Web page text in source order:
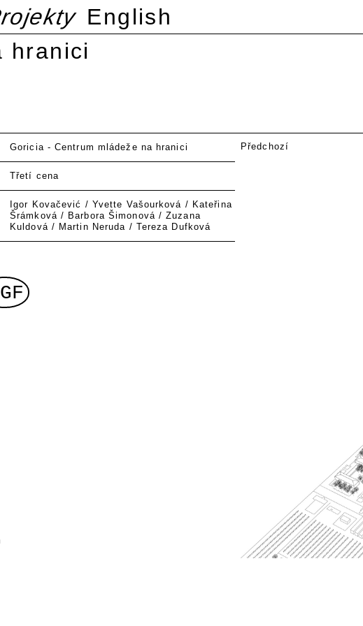
English
hranici
Goricia - Centrum mládeže na hranici
Třetí cena
Igor Kovačević / Yvette Vašourková / Kateřina
Šrámková / Barbora Šimonová / Zuzana
Kuldová / Martin Neruda / Tereza Dufková
Předchozí